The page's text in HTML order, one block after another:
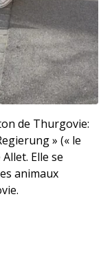
de Thurgovie:
» (« le
Elle se
animaux